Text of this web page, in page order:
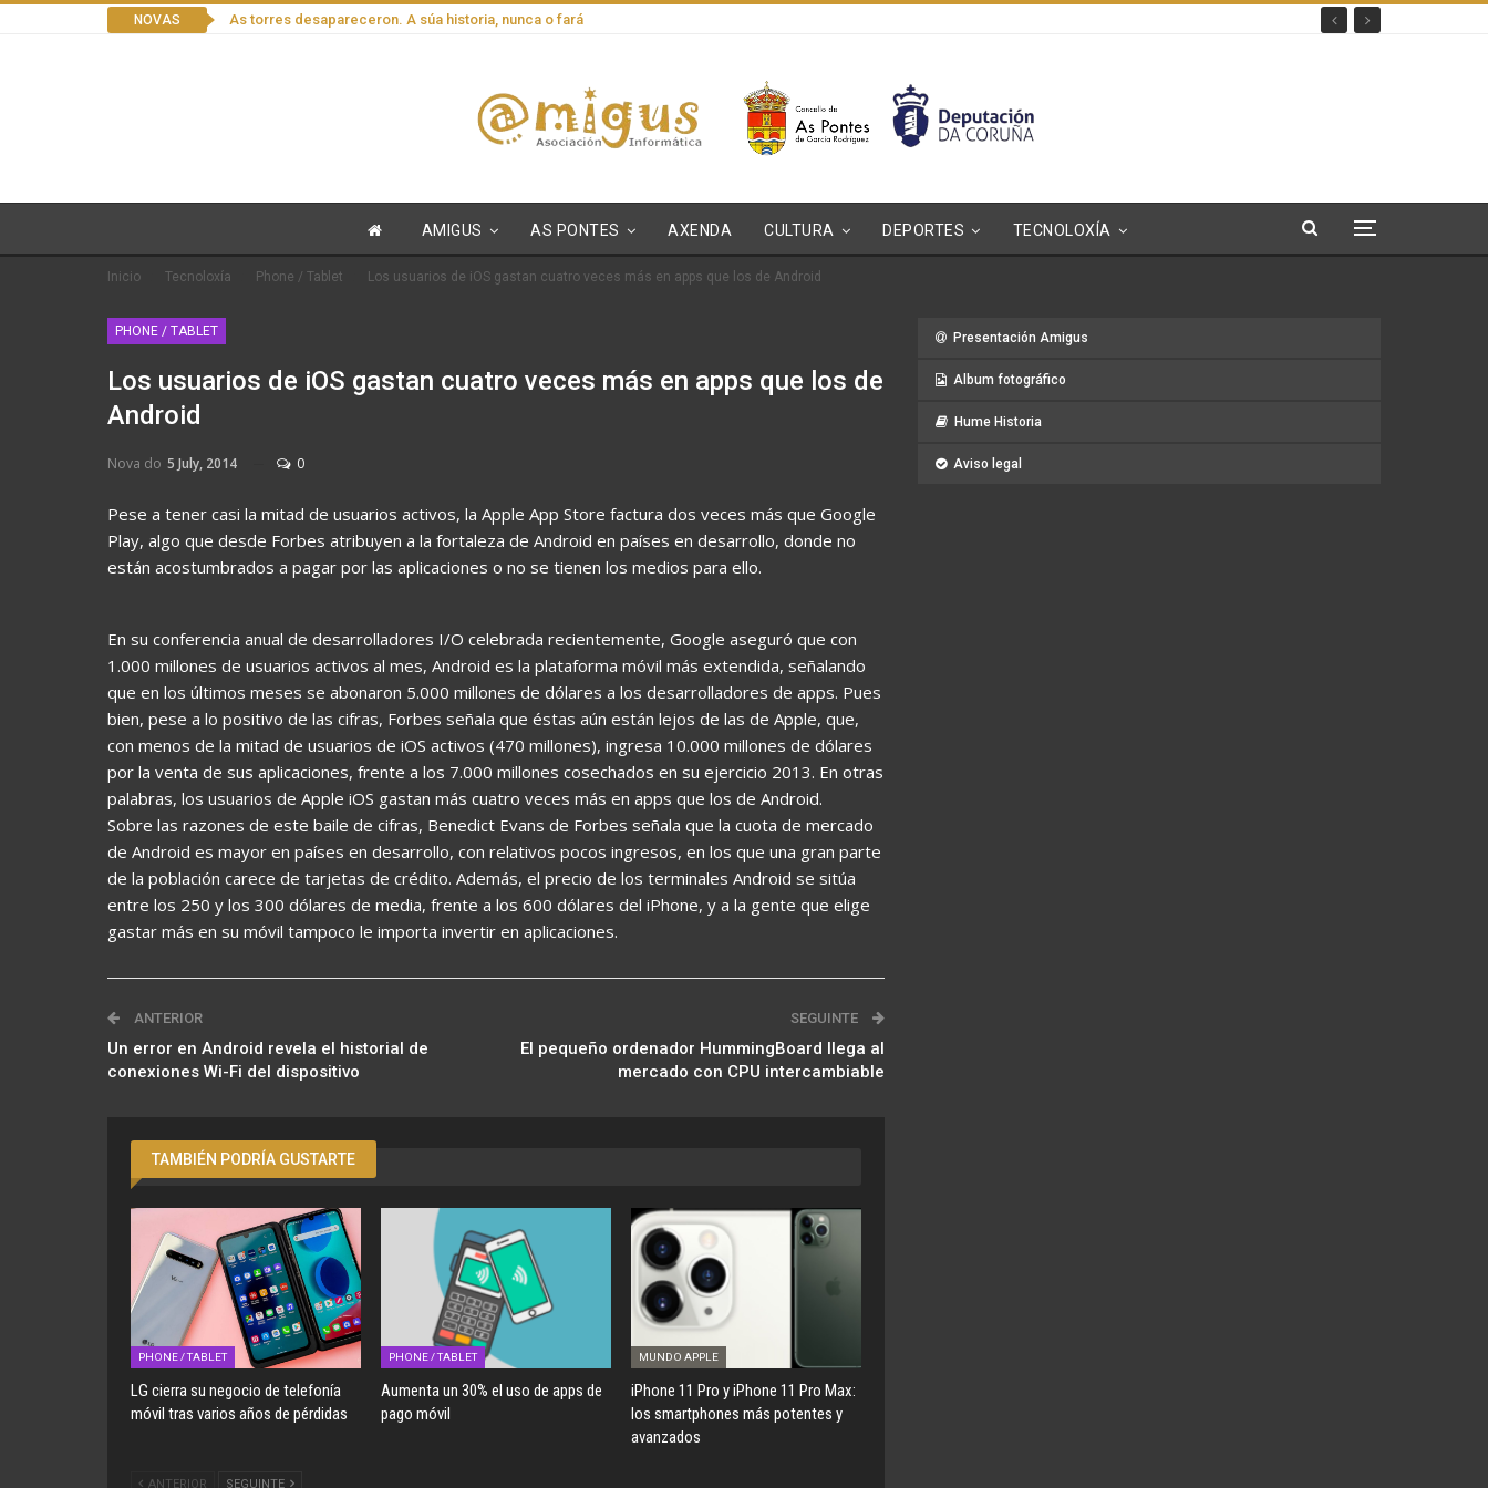
NOVAS As torres desapareceron. A súa historia, nunca o fará
AMIGUS AS PONTES AXENDA CULTURA DEPORTES TECNOLOXÍA
Inicio Tecnoloxía Phone / Tablet Los usuarios de iOS gastan cuatro veces más en apps que los de Android
PHONE / TABLET
Los usuarios de iOS gastan cuatro veces más en apps que los de
Android
Nova do 5 July, 2014 0
Pese a tener casi la mitad de usuarios activos, la Apple App Store factura dos veces más que Google
Play, algo que desde Forbes atribuyen a la fortaleza de Android en países en desarrollo, donde no
están acostumbrados a pagar por las aplicaciones o no se tienen los medios para ello.
En su conferencia anual de desarrolladores I/O celebrada recientemente, Google aseguró que con
1.000 millones de usuarios activos al mes, Android es la plataforma móvil más extendida, señalando
que en los últimos meses se abonaron 5.000 millones de dólares a los desarrolladores de apps. Pues
bien, pese a lo positivo de las cifras, Forbes señala que éstas aún están lejos de las de Apple, que,
con menos de la mitad de usuarios de iOS activos (470 millones), ingresa 10.000 millones de dólares
por la venta de sus aplicaciones, frente a los 7.000 millones cosechados en su ejercicio 2013. En otras
palabras, los usuarios de Apple iOS gastan más cuatro veces más en apps que los de Android.
Sobre las razones de este baile de cifras, Benedict Evans de Forbes señala que la cuota de mercado
de Android es mayor en países en desarrollo, con relativos pocos ingresos, en los que una gran parte
de la población carece de tarjetas de crédito. Además, el precio de los terminales Android se sitúa
entre los 250 y los 300 dólares de media, frente a los 600 dólares del iPhone, y a la gente que elige
gastar más en su móvil tampoco le importa invertir en aplicaciones.
ANTERIOR
Un error en Android revela el historial de
conexiones Wi-Fi del dispositivo
SEGUINTE
El pequeño ordenador HummingBoard llega al
mercado con CPU intercambiable
TAMBIÉN PODRÍA GUSTARTE
PHONE / TABLET
LG cierra su negocio de telefonía
móvil tras varios años de pérdidas
PHONE / TABLET
Aumenta un 30% el uso de apps de
pago móvil
MUNDO APPLE
iPhone 11 Pro y iPhone 11 Pro Max:
los smartphones más potentes y
avanzados
ANTERIOR SEGUINTE
Presentación Amigus
Album fotográfico
Hume Historia
Aviso legal